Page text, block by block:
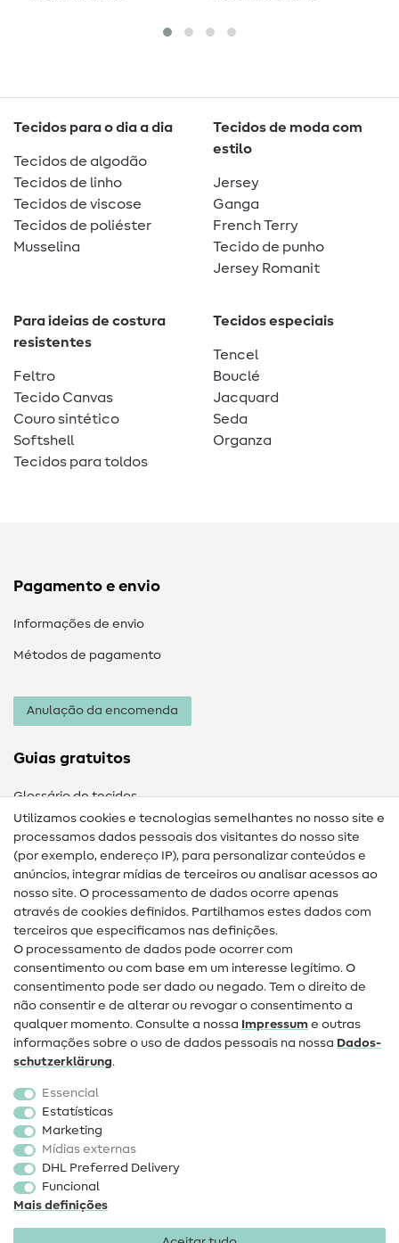
Tecidos para o dia a dia
Tecidos de algodão
Tecidos de linho
Tecidos de viscose
Tecidos de poliéster
Musselina
Tecidos de moda com
estilo
Jersey
Ganga
French Terry
Tecido de punho
Jersey Romanit
Para ideias de costura
resistentes
Feltro
Tecido Canvas
Couro sintético
Softshell
Tecidos para toldos
Tecidos especiais
Tencel
Bouclé
Jacquard
Seda
Organza
Pagamento e envio
Informações de envio
Métodos de pagamento
Anulação da encomenda
Guias gratuitos
Glossário de tecidos
Guias de costura
Ajuda e contacto
Contacto
Mudança de proprietário
Perguntas frequentes (FAQ)
Direito de cancelamento
Popular
Tecidos
Acessórios de costura
Promoção
Utilizamos cookies e tecnologias semelhantes no nosso site e
processamos dados pessoais dos visitantes do nosso site
(por exemplo, endereço IP), para personalizar conteúdos e
anúncios, integrar mídias de terceiros ou analisar acessos ao
nosso site. O processamento de dados ocorre apenas
através de cookies definidos. Partilhamos estes dados com
terceiros que especificamos nas definições.
O processamento de dados pode ocorrer com
consentimento ou com base em um interesse legítimo. O
consentimento pode ser dado ou negado. Tem o direito de
não consentir e de alterar ou revogar o consentimento a
qualquer momento. Consulte a nossa Impressum e outras
informações sobre o uso de dados pessoais na nossa Dados­
schutz­erklärung.
Essencial
Estatísticas
Marketing
Mídias externas
DHL Preferred Delivery
Funcional
Mais definições